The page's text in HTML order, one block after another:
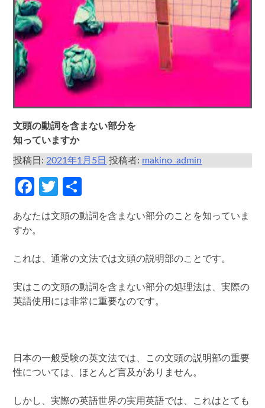
文頭の動詞を含まない部分を
知っていますか
投稿日:2021年1月5日 投稿者: makino_admin
Facebook
Twitter
あなたは文頭の動詞を含まない部分のことを知っていま
すか。
これは、通常の文法では文頭の説明部のことです。
実はこの文頭の動詞を含まない部分の処理法は、実際の
英語使用には非常に重要なのです。
日本の一般受験の英文法では、この文頭の説明部の重要
性については、ほとんど言及がありません。
しかし、実際の英語世界の実用英語では、これはとても